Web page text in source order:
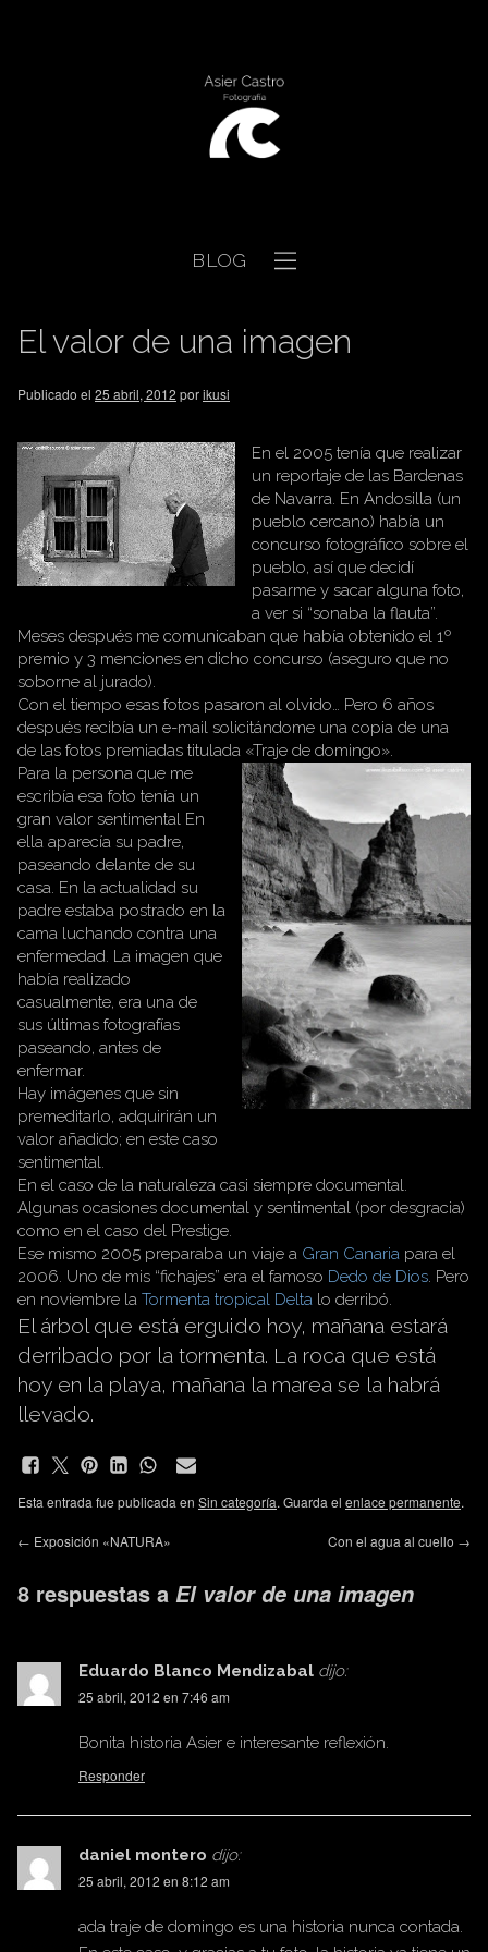
BLOG
El valor de una imagen
Publicado el 25 abril, 2012 porikusi
En el 2005 tenía que realizar
un reportaje de las Bardenas
de Navarra. En Andosilla (un
pueblo cercano) había un
concurso fotográfico sobre el
pueblo, así que decidí
pasarme y sacar alguna foto,
a ver si “sonaba la flauta”.
Meses después me comunicaban que había obtenido el 1º
premio y 3 menciones en dicho concurso (aseguro que no
soborne al jurado).
Con el tiempo esas fotos pasaron al olvido… Pero 6 años
después recibía un e-mail solicitándome una copia de una
de las fotos premiadas titulada «Traje de domingo».
Para la persona que me
escribía esa foto tenía un
gran valor sentimental En
ella aparecía su padre,
paseando delante de su
casa. En la actualidad su
padre estaba postrado en la
cama luchando contra una
enfermedad. La imagen que
había realizado
casualmente, era una de
sus últimas fotografías
paseando, antes de
enfermar.
Hay imágenes que sin
premeditarlo, adquirirán un
valor añadido; en este caso
sentimental.
En el caso de la naturaleza casi siempre documental.
Algunas ocasiones documental y sentimental (por desgracia)
como en el caso del Prestige.
Ese mismo 2005 preparaba un viaje a Gran Canaria para el
2006. Uno de mis “fichajes” era el famoso Dedo de Dios. Pero
en noviembre la Tormenta tropical Delta lo derribó.
El árbol que está erguido hoy, mañana estará
derribado por la tormenta. La roca que está
hoy en la playa, mañana la marea se la habrá
llevado.
Esta entrada fue publicada en Sin categoría. Guarda el enlace permanente.
← Exposición «NATURA» Con el agua al cuello →
8 respuestas a El valor de una imagen
Eduardo Blanco Mendizabal dijo:
25 abril, 2012 en 7:46 am
Bonita historia Asier e interesante reflexión.
Responder
daniel montero dijo:
25 abril, 2012 en 8:12 am
ada traje de domingo es una historia nunca contada.